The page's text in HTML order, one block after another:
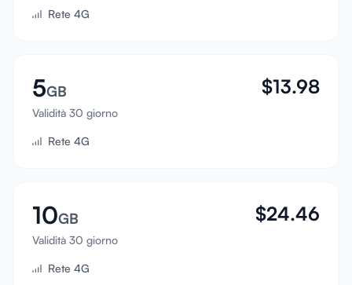
Rete 4G
5GB
Validità 30 giorno
$13.98
Rete 4G
10GB
Validità 30 giorno
$24.46
Rete 4G